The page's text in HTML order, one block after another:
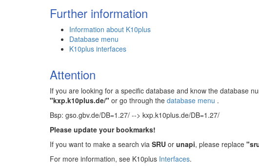
Further information
Information about K10plus
Database menu
K10plus interfaces
Attention
If you are looking for a specific database and know the database
"kxp.k10plus.de/" or go through the database menu .
Bsp: gso.gbv.de/DB=1.27/ --> kxp.k10plus.de/DB=1.27/
Please update your bookmarks!
If you want to make a search via SRU or unapi, please replace
For more information, see K10plus Interfaces.